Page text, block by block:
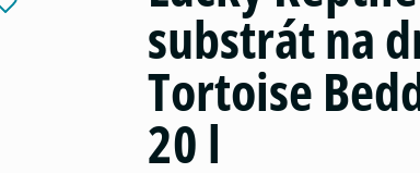
substrát na
Tortoise
20 l